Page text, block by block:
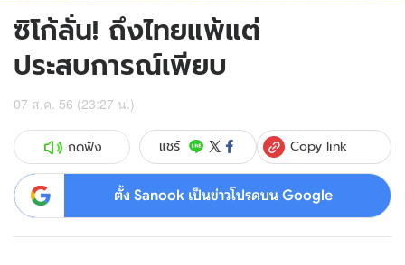
ซิโก้ลั่น! ถึงไทยแพ้แต่
ประสบการณ์เพียบ
07 ส.ค. 56 (23:27 น.)
กดฟัง แชร์ Copy link
ตั้ง Sanook เป็นข่าวโปรดบน Google